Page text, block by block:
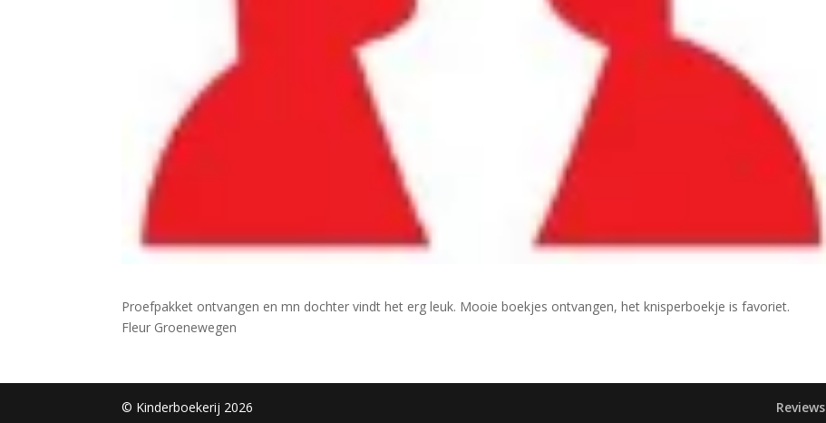
Proefpakket ontvangen en mn dochter vindt het erg leuk. Mooie boekjes ontvangen, het knisperboekje is favoriet.
Fleur Groenewegen
Reviews
© Kinderboekerij 2026